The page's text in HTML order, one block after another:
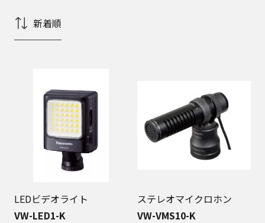
新着順
LEDビデオライト
VW-LED1-K
ステレオマイクロホン
VW-VMS10-K